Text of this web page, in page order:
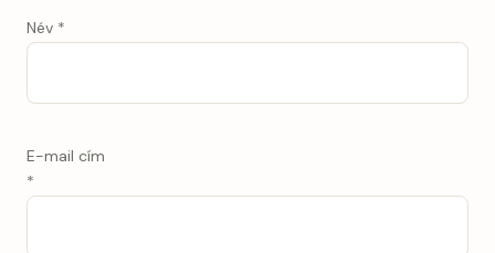
Név *
E-mail cím
*